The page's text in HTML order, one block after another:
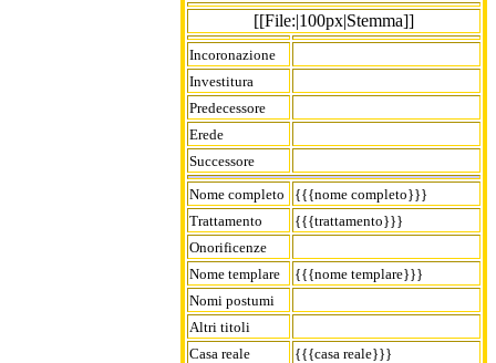
[[File:|100px|Stemma]]
Incoronazione
Investitura
Predecessore
Erede
Successore
Nome completo
{{{nome completo}}}
Trattamento
{{{trattamento}}}
Onorificenze
Nome templare
{{{nome templare}}}
Nomi postumi
Altri titoli
Casa reale
{{{casa reale}}}